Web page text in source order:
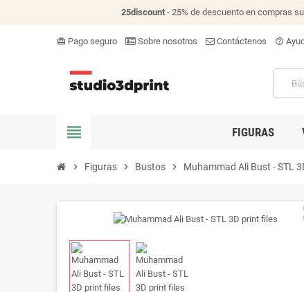
25discount- 25% de descuento en compras
card_giftcard Pago seguro Sobre nosotros Contáctenos help_outline
view_headline FIGURAS
chevron_right Figuras chevron_right Bustos chevron_right Muhammad Ali Bust - STL